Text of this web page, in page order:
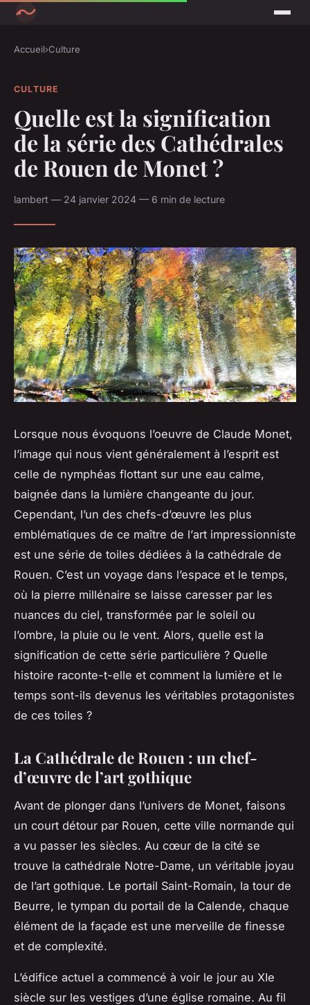
Accueil›Culture
CULTURE
Quelle est la signification
de la série des Cathédrales
de Rouen de Monet ?
lambert — 24 janvier 2024 — 6 min de lecture
Lorsque nous évoquons l’oeuvre de Claude Monet,
l’image qui nous vient généralement à l’esprit est
celle de nymphéas flottant sur une eau calme,
baignée dans la lumière changeante du jour.
Cependant, l’un des chefs-d’œuvre les plus
emblématiques de ce maître de l’art impressionniste
est une série de toiles dédiées à la cathédrale de
Rouen. C’est un voyage dans l’espace et le temps,
où la pierre millénaire se laisse caresser par les
nuances du ciel, transformée par le soleil ou
l’ombre, la pluie ou le vent. Alors, quelle est la
signification de cette série particulière ? Quelle
histoire raconte-t-elle et comment la lumière et le
temps sont-ils devenus les véritables protagonistes
de ces toiles ?
La Cathédrale de Rouen : un chef-
d’œuvre de l’art gothique
Avant de plonger dans l’univers de Monet, faisons
un court détour par Rouen, cette ville normande qui
a vu passer les siècles. Au cœur de la cité se
trouve la cathédrale Notre-Dame, un véritable joyau
de l’art gothique. Le portail Saint-Romain, la tour de
Beurre, le tympan du portail de la Calende, chaque
élément de la façade est une merveille de finesse
et de complexité.
L’édifice actuel a commencé à voir le jour au XIe
siècle sur les vestiges d’une église romaine. Au fil